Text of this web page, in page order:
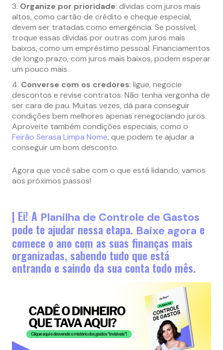
Organize por prioridade: dívidas com juros mais
altos, como cartão de crédito e cheque especial,
devem ser tratadas como emergência. Se possível,
troque essas dívidas por outras com juros mais
baixos, como um empréstimo pessoal. Financiamentos
de longo prazo, com juros mais baixos, podem esperar
um pouco mais.
Converse com os credores: ligue, negocie
descontos e revise contratos. Não tenha vergonha de
ser cara de pau. Muitas vezes, dá para conseguir
condições bem melhores apenas renegociando juros.
Aproveite também condições especiais, como o
Feirão Serasa Limpa Nome, que podem te ajudar a
conseguir um bom desconto.
Agora que você sabe com o que está lidando, vamos
aos próximos passos!
| Ei! A Planilha de Controle de Gastos
pode te ajudar nessa etapa. Baixe agora e
comece o ano com as suas finanças mais
organizadas, sabendo tudo que está
entrando e saindo da sua conta todo mês.